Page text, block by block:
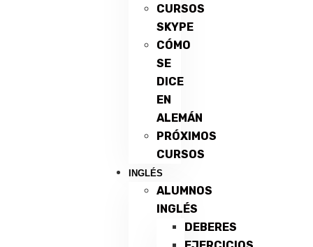
CURSOS
SKYPE
CÓMO
SE
DICE
EN
ALEMÁN
PRÓXIMOS
CURSOS
INGLÉS
ALUMNOS
INGLÉS
DEBERES